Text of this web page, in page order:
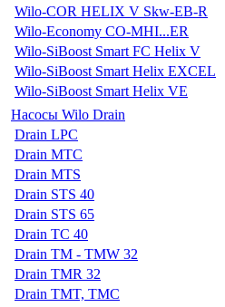
Wilo-COR HELIX V Skw-EB-R
Wilo-Economy CO-MHI...ER
Wilo-SiBoost Smart FC Helix V
Wilo-SiBoost Smart Helix EXCEL
Wilo-SiBoost Smart Helix VE
Насосы Wilo Drain
Drain LPC
Drain MTC
Drain MTS
Drain STS 40
Drain STS 65
Drain TC 40
Drain TM - TMW 32
Drain TMR 32
Drain TMT, TMC